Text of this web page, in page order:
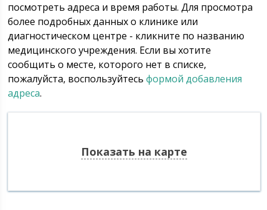
посмотреть адреса и время работы. Для просмотра
более подробных данных о клинике или
диагностическом центре - кликните по названию
медицинского учреждения. Если вы хотите
сообщить о месте, которого нет в списке,
пожалуйста, воспользуйтесьформой добавления
адреса.
Показать на карте